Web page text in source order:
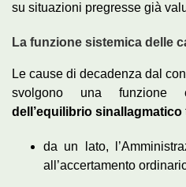
su situazioni pregresse già
La funzione sistemica delle
Le cause di decadenza dal
svolgono una funzione
dell’equilibrio sinallagmatico
da un lato,
all’accertamento